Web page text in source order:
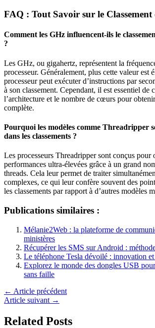
FAQ : Tout Savoir sur le Classement
Comment les GHz influencent-ils le
?
Les GHz, ou gigahertz, représentent la
processeur. Généralement, plus cette valeur est
processeur peut exécuter d’instructions par
à son classement. Cependant, il est essentiel de
l’architecture et le nombre de cœurs pour
complète.
Pourquoi les modèles comme Threadripper
dans les classements ?
Les processeurs Threadripper sont conçus pour
performances ultra-élevées grâce à un grand
threads. Cela leur permet de traiter
complexes, ce qui leur confère souvent des
les classements par rapport à d’autres modèles
Publications similaires :
Mélanie2Web : la plateforme de
ministères
Récupérer les SMS sur Android :
Le téléphone Tesla dévoilé : innovation
Explorez le monde des dongles USB
sans faille
← Article précédent
Article suivant →
Related Posts